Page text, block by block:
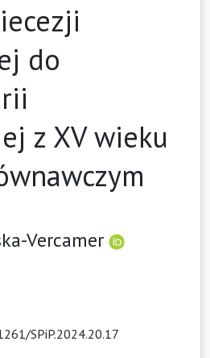
do
z XV wieku
Vercamer
SPiP.2024.20.17